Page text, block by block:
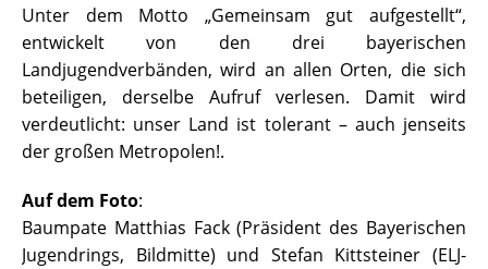
Unter dem Motto „Gemeinsam gut aufgestellt“,
entwickelt von den drei bayerischen
Landjugendverbänden, wird an allen Orten, die sich
beteiligen, derselbe Aufruf verlesen. Damit wird
verdeutlicht: unser Land ist tolerant – auch jenseits
der großen Metropolen!.
Auf dem Foto:
Baumpate Matthias Fack (Präsident des Bayerischen
Jugendrings, Bildmitte) und Stefan Kittsteiner (ELJ-